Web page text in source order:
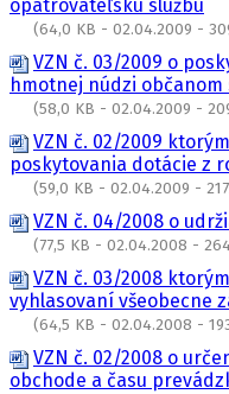
opatrovateľskú službu
(64,0 KB - 02.04.2009 -
VZN č. 03/2009 o
hmotnej núdzi
(58,0 KB - 02.04.2009 -
VZN č. 02/2009
poskytovania dotácie z
(59,0 KB - 02.04.2009 -
VZN č. 04/2008 o
(77,5 KB - 02.04.2008 -
VZN č. 03/2008
vyhlasovaní všeobecne
(64,5 KB - 02.04.2008 -
VZN č. 02/2008 o
obchode a času